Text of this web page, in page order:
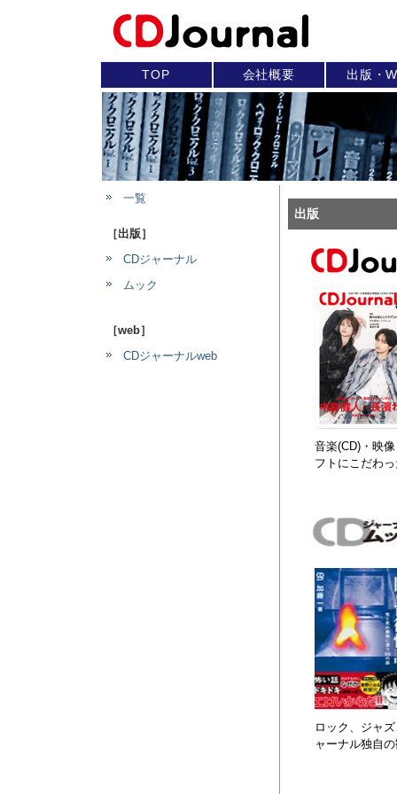
TOP 会社概要 出版・
一覧
［出版］
CDジャーナル
ムック
［web］
CDジャーナルweb
出版
音楽(CD)・映
フトにこだわ
ロック、ジャ
ャーナル独自